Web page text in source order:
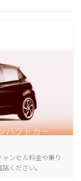
ンセル料金や乗り
ください。